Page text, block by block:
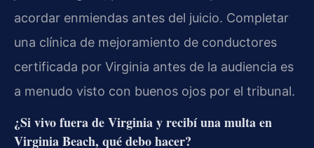
acordar enmiendas antes del juicio. Completar
una clínica de mejoramiento de conductores
certificada por Virginia antes de la audiencia es
a menudo visto con buenos ojos por el tribunal.
¿Si vivo fuera de Virginia y recibí una multa en
Virginia Beach, qué debo hacer?